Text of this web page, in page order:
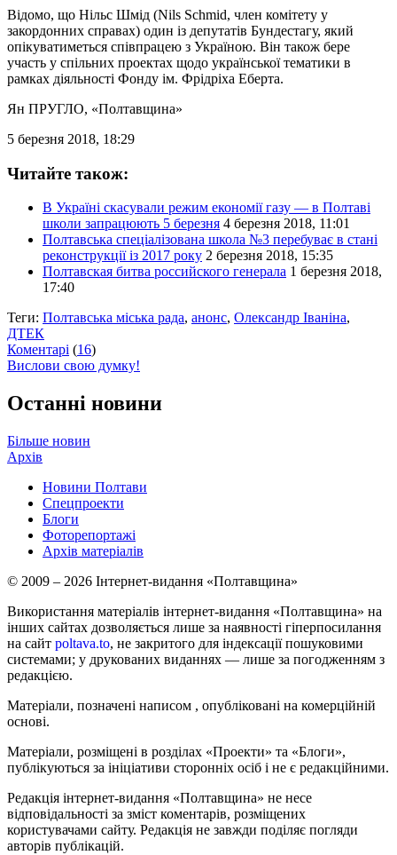
Відомо, що Нільс Шмід (Nils Schmid, член комітету у
закордонних справах) один із депутатів Бундестагу, який
опікуватиметься співпрацею з Україною. Він також бере
участь у спільних проектах щодо української тематики в
рамках діяльності Фонду ім. Фрідріха Еберта.
Ян ПРУГЛО, «Полтавщина»
5 березня 2018, 18:29
Читайте також:
В Україні скасували режим економії газу — в Полтаві
школи запрацюють 5 березня 4 березня 2018, 11:01
Полтавська спеціалізована школа №3 перебуває в стані
реконструкції із 2017 року 2 березня 2018, 15:35
Полтавская битва российского генерала 1 березня 2018,
17:40
Теги: Полтавська міська рада, анонс, Олександр Іваніна,
ДТЕК
Коментарі (16)
Вислови свою думку!
Останні новини
Більше новин
Архів
Новини Полтави
Спецпроекти
Блоги
Фоторепортажі
Архів матеріалів
© 2009 – 2026 Інтернет-видання «Полтавщина»
Використання матеріалів інтернет-видання «Полтавщина» на
інших сайтах дозволяється лише за наявності гіперпосилання
на сайт poltava.to, не закритого для індексації пошуковими
системами; у друкованих виданнях — лише за погодженням з
редакцією.
Матеріали, позначені написом , опубліковані на комерційній
основі.
Матеріали, розміщені в розділах «Проекти» та «Блоги»,
публікуються за ініціативи сторонніх осіб і не є редакційними.
Редакція інтернет-видання «Полтавщина» не несе
відповідальності за зміст коментарів, розміщених
користувачами сайту. Редакція не завжди поділяє погляди
авторів публікацій.